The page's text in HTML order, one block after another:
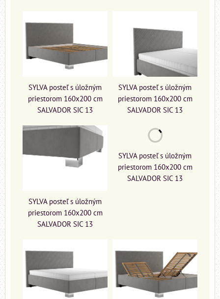
SYLVA posteľ s úložným
priestorom 160x200 cm
SALVADOR SIC 13
SYLVA posteľ s úložným
priestorom 160x200 cm
SALVADOR SIC 13
SYLVA posteľ s úložným
priestorom 160x200 cm
SALVADOR SIC 13
SYLVA posteľ s úložným
priestorom 160x200 cm
SALVADOR SIC 13